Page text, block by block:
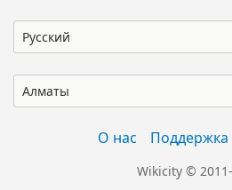
Русский
Алматы
О нас Поддержка
Wikicity ©